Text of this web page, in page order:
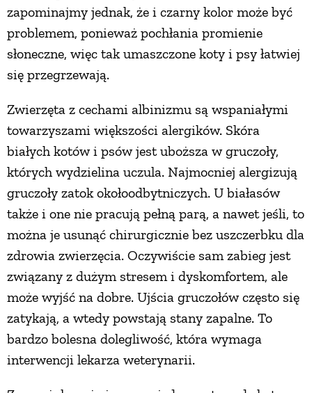
zapominajmy jednak, że i czarny kolor może być
problemem, ponieważ pochłania promienie
słoneczne, więc tak umaszczone koty i psy łatwiej
się przegrzewają.
Zwierzęta z cechami albinizmu są wspaniałymi
towarzyszami większości alergików. Skóra
białych kotów i psów jest uboższa w gruczoły,
których wydzielina uczula. Najmocniej alergizują
gruczoły zatok okołoodbytniczych. U białasów
także i one nie pracują pełną parą, a nawet jeśli, to
można je usunąć chirurgicznie bez uszczerbku dla
zdrowia zwierzęcia. Oczywiście sam zabieg jest
związany z dużym stresem i dyskomfortem, ale
może wyjść na dobre. Ujścia gruczołów często się
zatykają, a wtedy powstają stany zapalne. To
bardzo bolesna dolegliwość, która wymaga
interwencji lekarza weterynarii.